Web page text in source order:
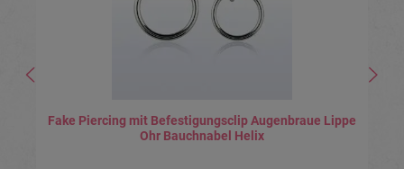
Fake Piercing mit Befestigungsclip Augenbraue Lippe
Ohr Bauchnabel Helix